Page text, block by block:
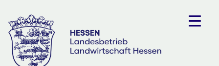
Inhalt
springen